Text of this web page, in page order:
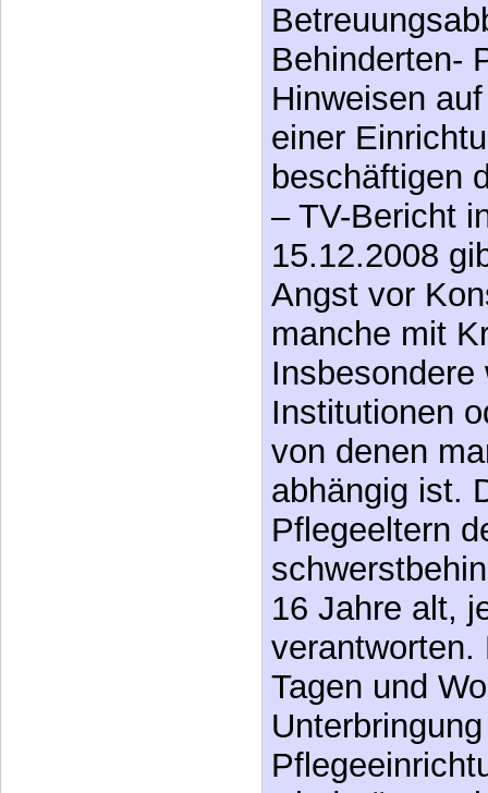
Behinderten-
Hinweisen
einer
beschäftigen
– TV-Bericht
15.12.2008
Angst vor
manche mit
Institutionen
von denen
abhängig ist.
Pflegeeltern
16 Jahre alt,
verantworten.
Tagen und